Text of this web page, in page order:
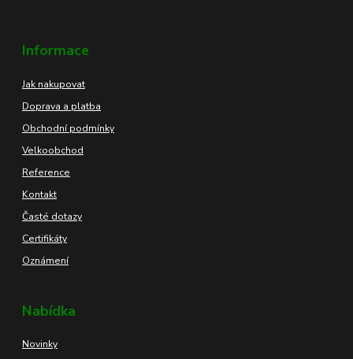
Informace
Jak nakupovat
Doprava a platba
Obchodní podmínky
Velkoobchod
Reference
Kontakt
Časté dotazy
Certifikáty
Oznámení
Nabídka
Novinky